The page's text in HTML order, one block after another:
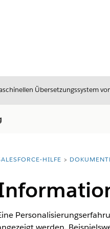
Übersetzungssystem
befinden sich hier:
HILFE